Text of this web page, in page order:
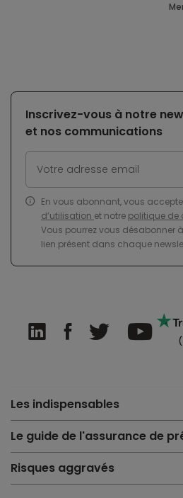
Inscrivez-vous à notre
et nos communications
En vous abonnant, vous
d’utilisation et notre politique de
Vous pourrez vous désabonner
lien présent dans chaque
Les indispensables
Le guide de l'assurance de
Risques aggravés